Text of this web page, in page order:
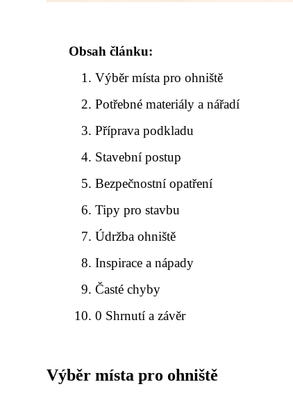
Obsah článku:
Výběr místa pro ohniště
Potřebné materiály a nářadí
Příprava podkladu
Stavební postup
Bezpečnostní opatření
Tipy pro stavbu
Údržba ohniště
Inspirace a nápady
Časté chyby
0 Shrnutí a závěr
Výběr místa pro ohniště